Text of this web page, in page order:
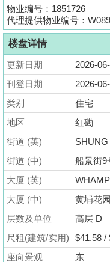
地
产
新
闻
数
据
公
布
置
业
手
册
关
於
物业编号：1851726
代理提供物业编号：
楼盘详情
更新日期
2026-
刊登日期
2026-
类别
住宅
地区
红磡
街道 (英)
街道 (中)
船景街9
大厦 (英)
大厦 (中)
黄埔花
层数及单位
高层 D
尺租(建筑/实用)
$41.58 /
座向景观
东